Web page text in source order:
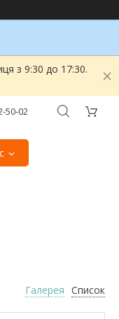
з 9:30 до 17:30.
50-02
Галерея Список